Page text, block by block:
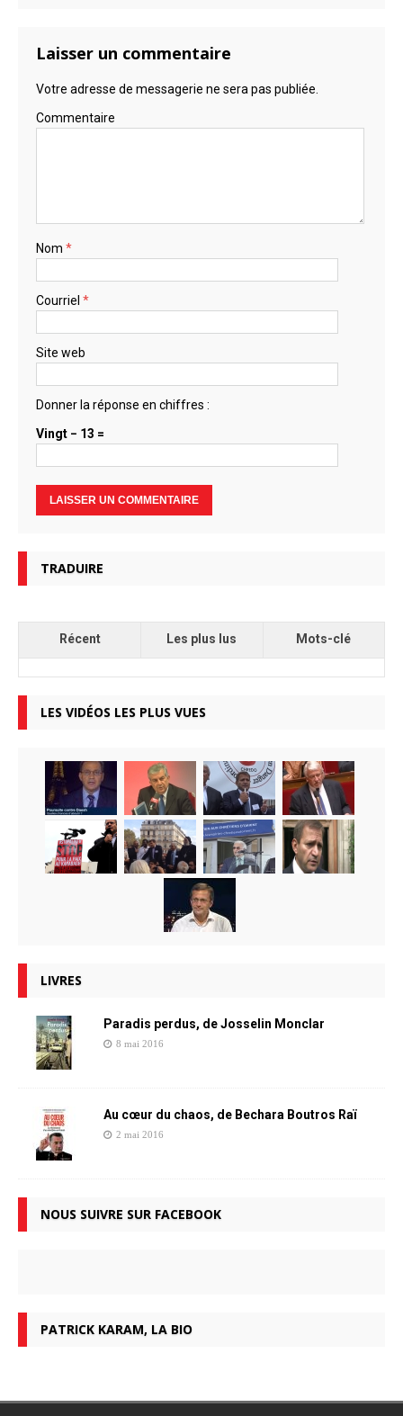
Laisser un commentaire
Votre adresse de messagerie ne sera pas publiée.
Commentaire
Nom *
Courriel *
Site web
Donner la réponse en chiffres :
Vingt − 13 =
TRADUIRE
Récent Les plus lus Mots-clé
LES VIDÉOS LES PLUS VUES
LIVRES
Paradis perdus, de Josselin Monclar
8 mai 2016
Au cœur du chaos, de Bechara Boutros Raï
2 mai 2016
NOUS SUIVRE SUR FACEBOOK
PATRICK KARAM, LA BIO